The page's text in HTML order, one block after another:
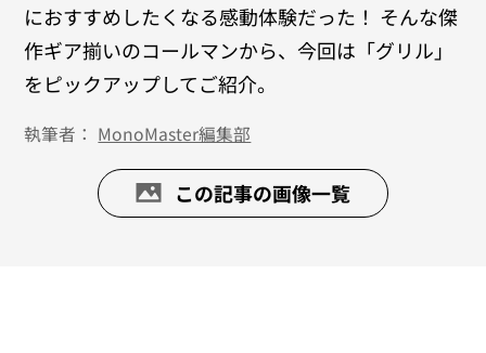
におすすめしたくなる感動体験だった！ そんな傑
作ギア揃いのコールマンから、今回は「グリル」
をピックアップしてご紹介。
執筆者： MonoMaster編集部
この記事の画像一覧